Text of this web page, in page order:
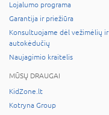
Lojalumo programa
Garantija ir priežiūra
Konsultuojame dėl vežimėlių ir
autokėdučių
Naujagimio kraitelis
MŪSŲ DRAUGAI
KidZone.lt
Kotryna Group